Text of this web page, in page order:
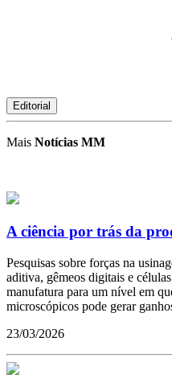
Editorial
Mais Notícias MM
A ciência por trás da
Pesquisas sobre forças na
aditiva, gêmeos digitais e
manufatura para um nível em
microscópicos pode gerar
23/03/2026